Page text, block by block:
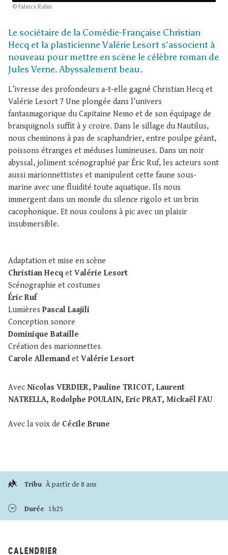
© Fabrice Robin
Le sociétaire de la Comédie-Française Christian
Hecq et la plasticienne Valérie Lesort s’associent à
nouveau pour mettre en scène le célèbre roman de
Jules Verne. Abyssalement beau.
L’ivresse des profondeurs a-t-elle gagné Christian Hecq et
Valérie Lesort ? Une plongée dans l’univers
fantasmagorique du Capitaine Nemo et de son équipage de
branquignols suffit à y croire. Dans le sillage du Nautilus,
nous cheminons à pas de scaphandrier, entre poulpe géant,
poissons étranges et méduses lumineuses. Dans un noir
abyssal, joliment scénographié par Éric Ruf, les acteurs sont
aussi marionnettistes et manipulent cette faune sous-
marine avec une fluidité toute aquatique. Ils nous
immergent dans un monde du silence rigolo et un brin
cacophonique. Et nous coulons à pic avec un plaisir
insubmersible.
Adaptation et mise en scène
Christian Hecq et Valérie Lesort
Scénographie et costumes
Éric Ruf
Lumières Pascal Laajili
Conception sonore
Dominique Bataille
Création des marionnettes
Carole Allemandet Valérie Lesort
Avec Nicolas VERDIER, Pauline TRICOT, Laurent
NATRELLA, Rodolphe POULAIN, Eric PRAT, Mickaël FAU
Avec la voix de Cécile Brune
Tribu À partir de 8 ans
Durée 1h25
CALENDRIER